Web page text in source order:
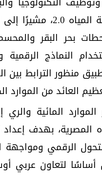
الثاني لمنظومة
بحر البقر
النماذج
منظور الترابط بين
العائد من الموارد
المائية
المصرية، بهدف
الرقمي ومواجهة
لتعاون عربي